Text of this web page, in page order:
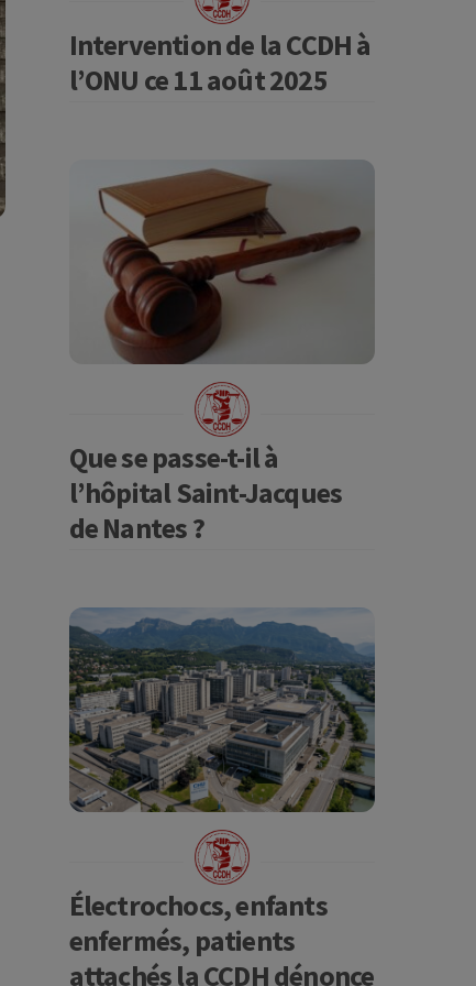
Intervention de la CCDH à
l’ONU ce 11 août 2025
Que se passe-t-il à
l’hôpital Saint-Jacques
de Nantes ?
Électrochocs, enfants
enfermés, patients
attachés la CCDH dénonce